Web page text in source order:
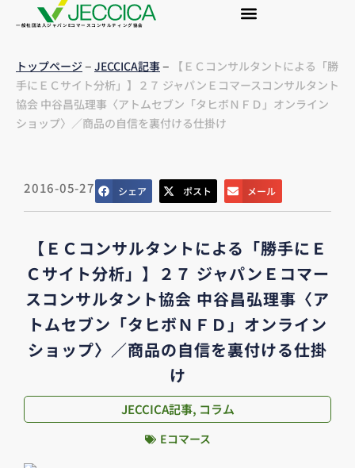
一般社団法人ジャパンEコマースコンサルティング協会
トップページ– JECCICA記事– 【ＥＣコンサルタントによる「勝
手にＥＣサイト分析」】２７ ジャパンＥコマースコンサルタント
協会 中谷昌弘理事〈アトムセブン「タヒボＮＦＤ」オンライン
ショップ〉／商品の自信を裏付ける仕掛け
2016-05-27 シェア ポスト メール
【ＥＣコンサルタントによる「勝手にＥ
Ｃサイト分析」】２７ ジャパンＥコマー
スコンサルタント協会 中谷昌弘理事〈ア
トムセブン「タヒボＮＦＤ」オンライン
ショップ〉／商品の自信を裏付ける仕掛
け
JECCICA記事, コラム
Eコマース